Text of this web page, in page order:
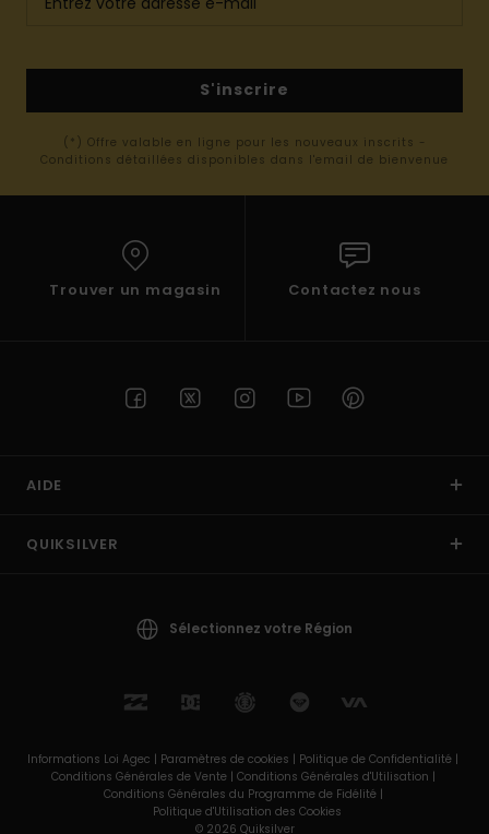
S'inscrire
(*) Offre valable en ligne pour les nouveaux inscrits -
Conditions détaillées disponibles dans l'email de bienvenue
Trouver un magasin Contactez nous
AIDE
QUIKSILVER
Sélectionnez votre Région
Informations Loi Agec | Paramètres de cookies | Politique de Confidentialité |
Conditions Générales de Vente | Conditions Générales d'Utilisation |
Conditions Générales du Programme de Fidélité |
Politique d'Utilisation des Cookies
© 2026 Quiksilver